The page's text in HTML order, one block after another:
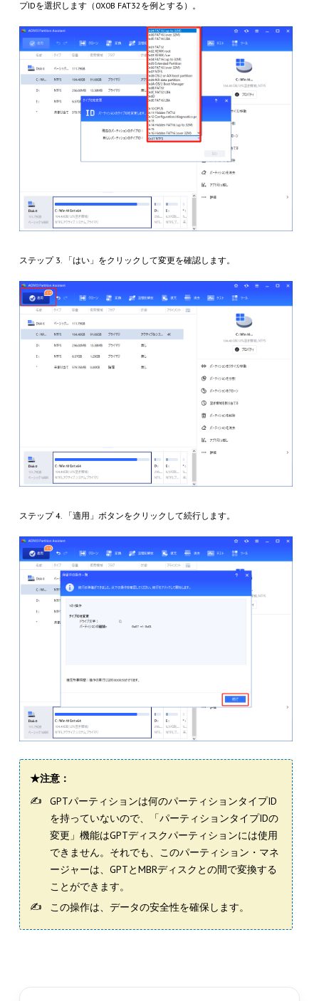
プIDを選択します（0X0B FAT32を例とする）。
ステップ 3. 「はい」をクリックして変更を確認します。
ステップ 4. 「適用」ボタンをクリックして続行します。
★注意：
GPTパーティションは何のパーティションタイプID
を持っていないので、「パーティションタイプIDの
変更」機能はGPTディスクパーティションには使用
できません。それでも、このパーティション・マネ
ージャーは、GPTとMBRディスクとの間で変換する
ことができます。
この操作は、データの安全性を確保します。